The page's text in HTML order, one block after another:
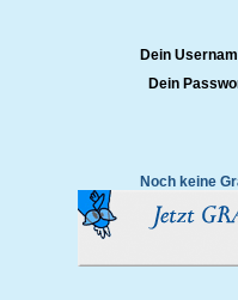
Dein
Dein
Noch keine